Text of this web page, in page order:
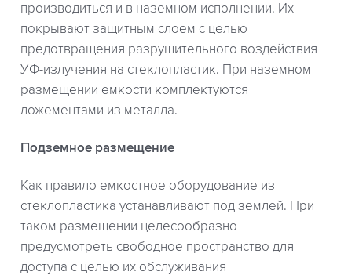
производиться и в наземном исполнении. Их
покрывают защитным слоем с целью
предотвращения разрушительного воздействия
УФ-излучения на стеклопластик. При наземном
размещении емкости комплектуются
ложементами из металла.
Подземное размещение
Как правило емкостное оборудование из
стеклопластика устанавливают под землей. При
таком размещении целесообразно
предусмотреть свободное пространство для
доступа с целью их обслуживания